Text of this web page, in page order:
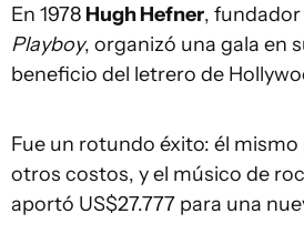
En 1978 Hugh Hefner, fundador
Playboy, organizó una gala en
beneficio del letrero de
Fue un rotundo éxito: él mismo
otros costos, y el músico de
aportó US$27.777 para una